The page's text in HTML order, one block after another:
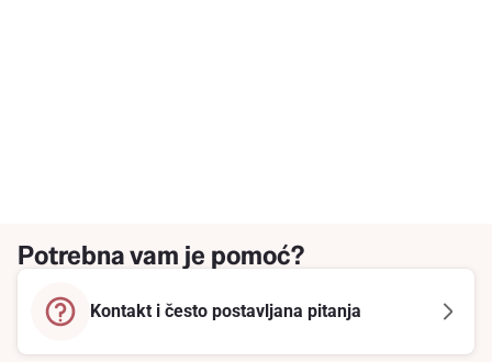
Potrebna vam je pomoć?
Kontakt i često postavljana pitanja